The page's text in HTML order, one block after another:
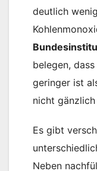
deutlich
belegen,
geringer ist
nicht
Es gibt
Neben